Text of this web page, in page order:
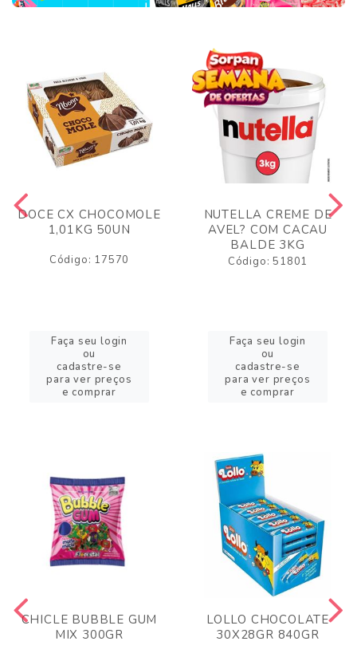
DOCE CX CHOCOMOLE
1,01KG 50UN
Código: 17570
Faça seu login
ou
cadastre-se
para ver preços
e comprar
NUTELLA CREME DE
AVEL? COM CACAU
BALDE 3KG
Código: 51801
Faça seu login
ou
cadastre-se
para ver preços
e comprar
CHICLE BUBBLE GUM
MIX 300GR
LOLLO CHOCOLATE
30X28GR 840GR